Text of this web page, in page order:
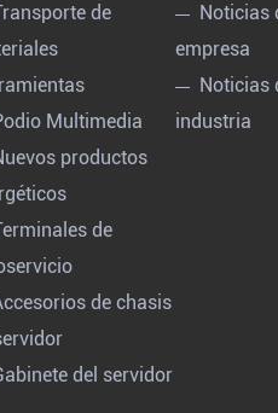
de
Multimedia
productos
de
de chasis
del servidor
Noticias
empresa
Noticias
industria